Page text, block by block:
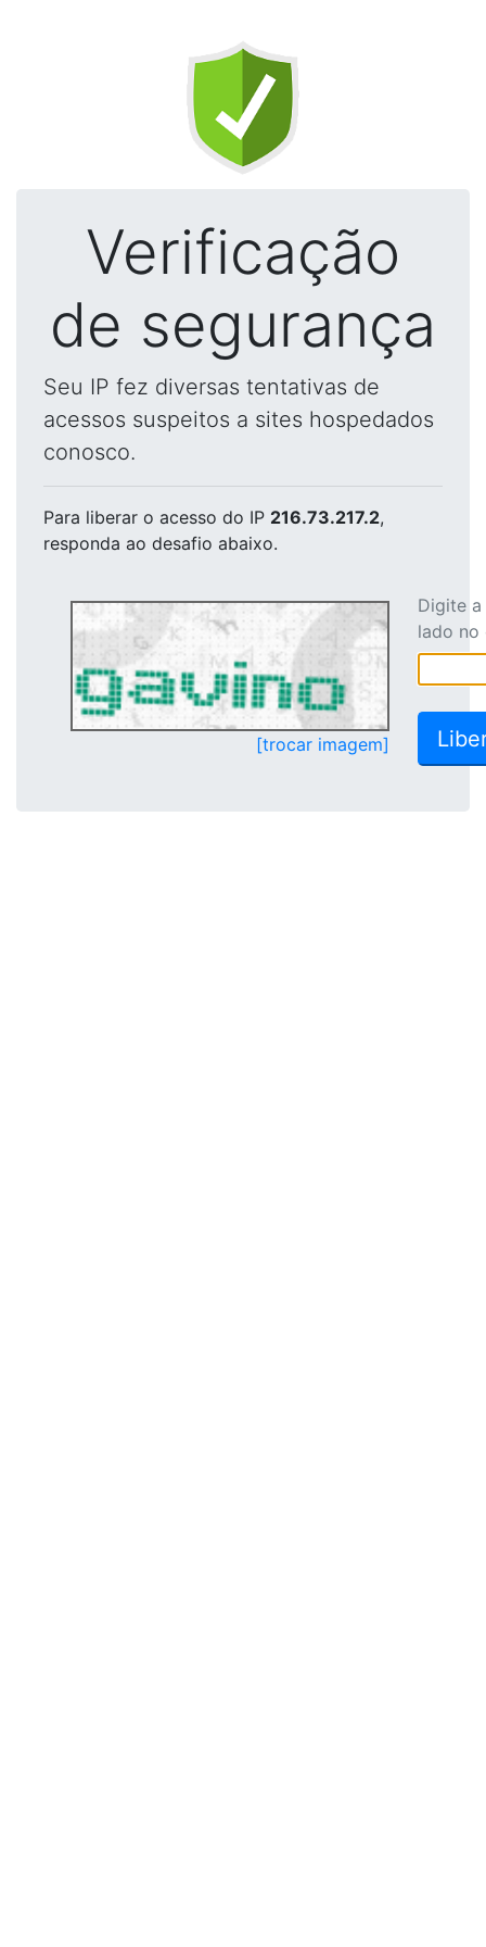
Verificação
de segurança
Seu IP fez diversas tentativas de
acessos suspeitos a sites hospedados
conosco.
Para liberar o acesso do IP 216.73.217.2,
responda ao desafio abaixo.
[trocar imagem]
Digite
lado no